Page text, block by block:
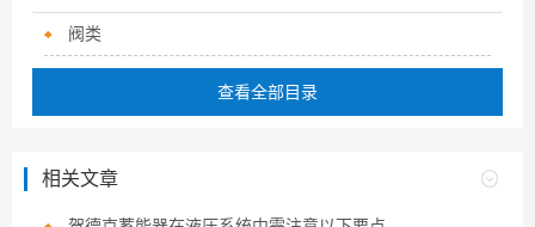
阀类
查看全部目录
相关文章